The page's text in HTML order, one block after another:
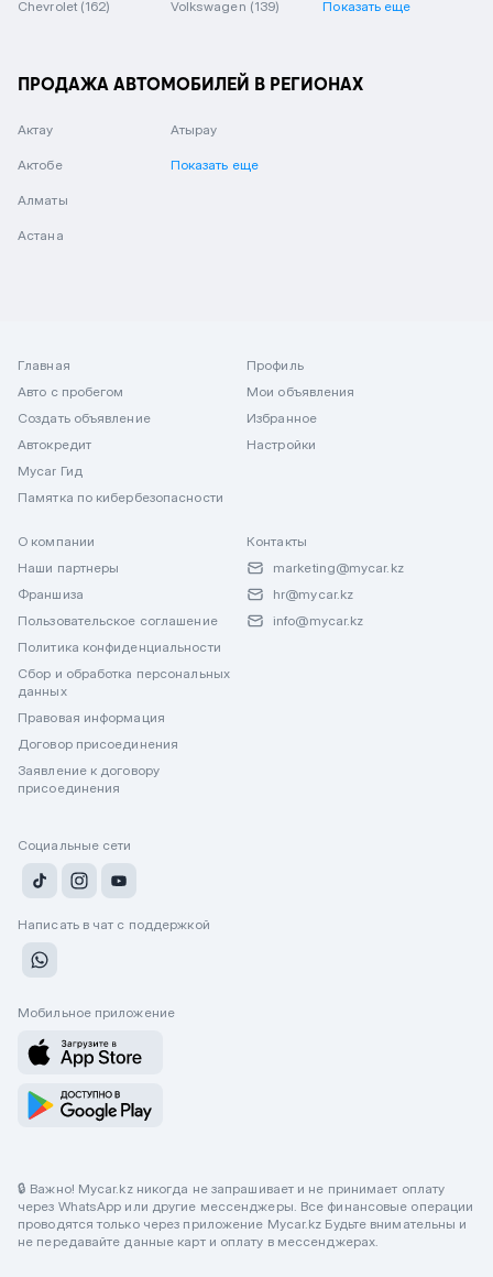
Chevrolet (162) Volkswagen (139) Показать еще
ПРОДАЖА АВТОМОБИЛЕЙ В РЕГИОНАХ
Актау
Актобе
Алматы
Астана
Атырау
Показать еще
Главная
Авто с пробегом
Создать объявление
Автокредит
Mycar Гид
Памятка по кибербезопасности
Профиль
Мои объявления
Избранное
Настройки
О компании
Наши партнеры
Франшиза
Пользовательское соглашение
Политика конфиденциальности
Сбор и обработка персональных
данных
Правовая информация
Договор присоединения
Заявление к договору
присоединения
Контакты
marketing@mycar.kz
hr@mycar.kz
info@mycar.kz
Социальные сети
Написать в чат с поддержкой
Мобильное приложение
🔒 Важно! Mycar.kz никогда не запрашивает и не принимает оплату
через WhatsApp или другие мессенджеры. Все финансовые операции
проводятся только через приложение Mycar.kz Будьте внимательны и
не передавайте данные карт и оплату в мессенджерах.